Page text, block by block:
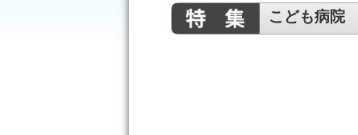
こども病院